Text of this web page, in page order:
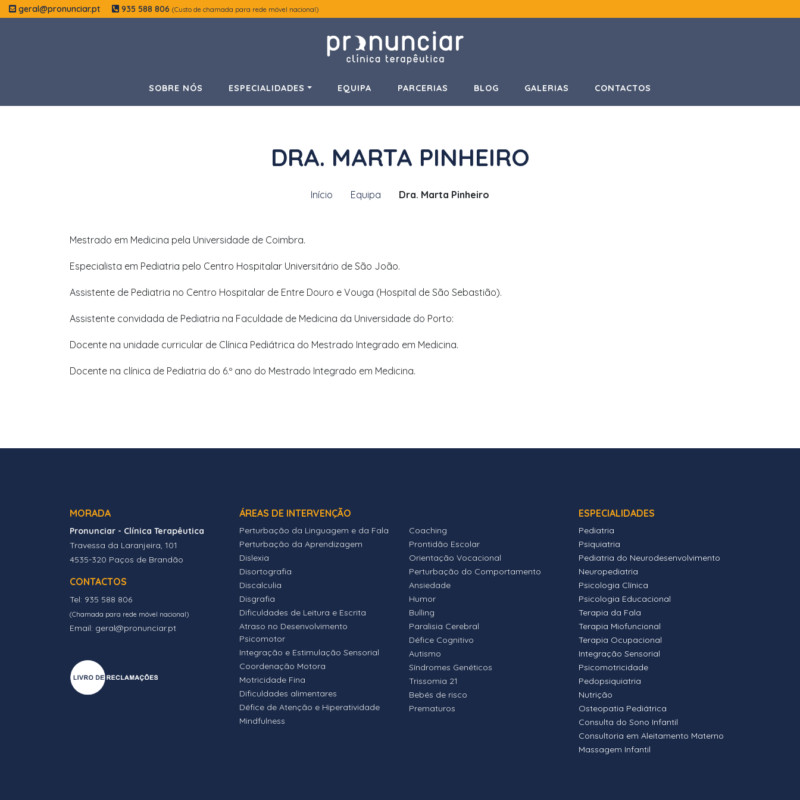
geral@pronunciar.pt 935 588 806 (Custo de chamada para rede móvel nacional)
SOBRE NÓS ESPECIALIDADES EQUIPA PARCERIAS BLOG GALERIAS CONTACTOS
DRA. MARTA PINHEIRO
Início Equipa Dra. Marta Pinheiro
Mestrado em Medicina pela Universidade de Coimbra.
Especialista em Pediatria pelo Centro Hospitalar Universitário de São João.
Assistente de Pediatria no Centro Hospitalar de Entre Douro e Vouga (Hospital de São Sebastião).
Assistente convidada de Pediatria na Faculdade de Medicina da Universidade do Porto:
Docente na unidade curricular de Clínica Pediátrica do Mestrado Integrado em Medicina.
Docente na clínica de Pediatria do 6.º ano do Mestrado Integrado em Medicina.
MORADA
Pronunciar - Clínica Terapêutica
Travessa da Laranjeira, 101
4535-320 Paços de Brandão
CONTACTOS
Tel: 935 588 806
(Chamada para rede móvel nacional)
Email: geral@pronunciar.pt
ÁREAS DE INTERVENÇÃO
Perturbação da Linguagem e da Fala
Perturbação da Aprendizagem
Dislexia
Disortografia
Discalculia
Disgrafia
Dificuldades de Leitura e Escrita
Atraso no Desenvolvimento
Psicomotor
Integração e Estimulação Sensorial
Coordenação Motora
Motricidade Fina
Dificuldades alimentares
Défice de Atenção e Hiperatividade
Mindfulness
Coaching
Prontidão Escolar
Orientação Vocacional
Perturbação do Comportamento
Ansiedade
Humor
Bulling
Paralisia Cerebral
Défice Cognitivo
Autismo
Síndromes Genéticos
Trissomia 21
Bebés de risco
Prematuros
ESPECIALIDADES
Pediatria
Psiquiatria
Pediatria do Neurodesenvolvimento
Neuropediatria
Psicologia Clínica
Psicologia Educacional
Terapia da Fala
Terapia Miofuncional
Terapia Ocupacional
Integração Sensorial
Psicomotricidade
Pedopsiquiatria
Nutrição
Osteopatia Pediátrica
Consulta do Sono Infantil
Consultoria em Aleitamento Materno
Massagem Infantil